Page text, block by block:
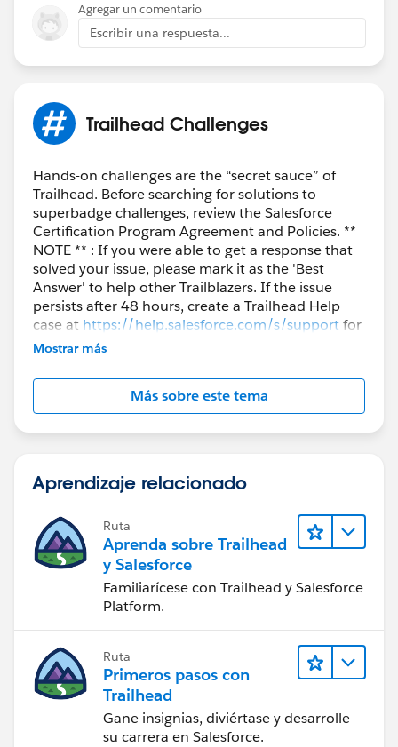
Agregar un comentario
Escribir una respuesta...
Trailhead Challenges
Hands-on challenges are the “secret sauce” of
Trailhead. Before searching for solutions to
superbadge challenges, review the Salesforce
Certification Program Agreement and Policies. **
NOTE ** : If you were able to get a response that
solved your issue, please mark it as the 'Best
Answer' to help other Trailblazers. If the issue
persists after 48 hours, create a Trailhead Help
case at https://help.salesforce.com/s/supportfor
further assistance.
Mostrar más
Más sobre este tema
Aprendizaje relacionado
Ruta
Aprenda sobre Trailhead
y Salesforce
Familiarícese con Trailhead y Salesforce
Platform.
Ruta
Primeros pasos con
Trailhead
Gane insignias, diviértase y desarrolle
su carrera en Salesforce.